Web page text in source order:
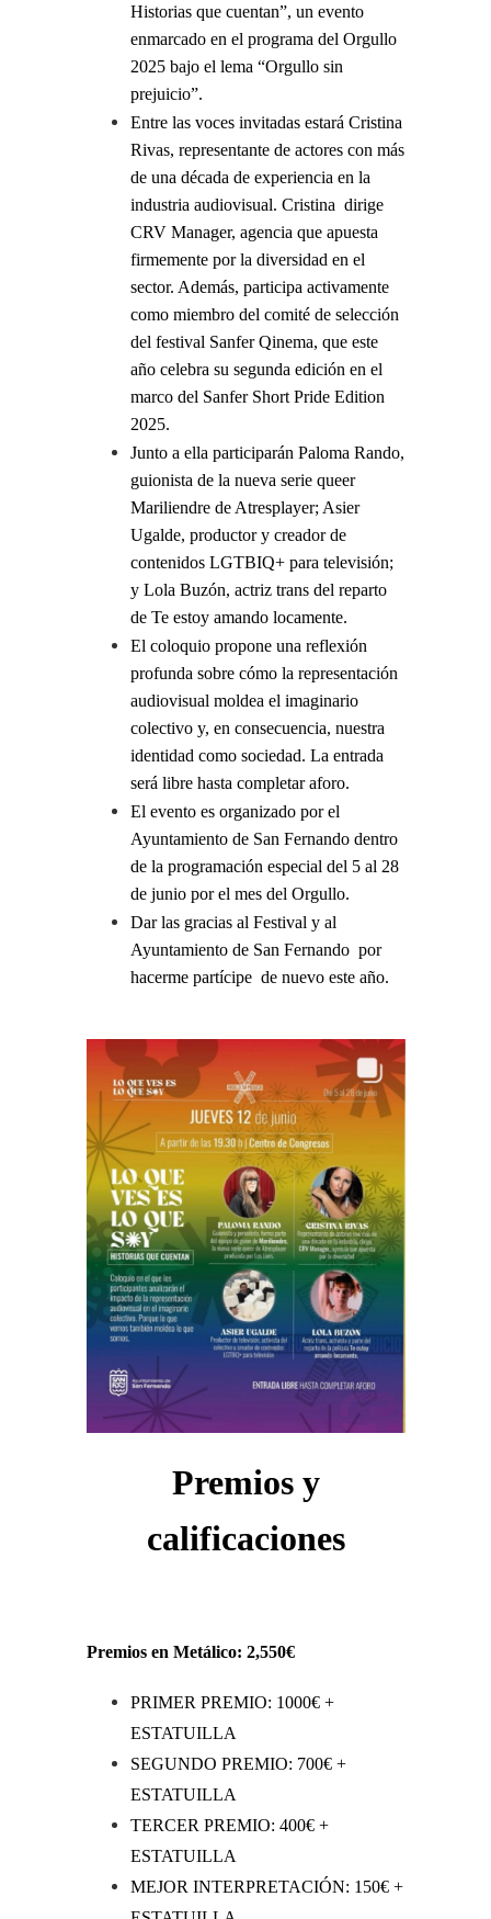
Historias que cuentan”, un evento
enmarcado en el programa del Orgullo
2025 bajo el lema “Orgullo sin
prejuicio”.
Entre las voces invitadas estará Cristina
Rivas, representante de actores con más
de una década de experiencia en la
industria audiovisual. Cristina dirige
CRV Manager, agencia que apuesta
firmemente por la diversidad en el
sector. Además, participa activamente
como miembro del comité de selección
del festival Sanfer Qinema, que este
año celebra su segunda edición en el
marco del Sanfer Short Pride Edition
2025.
Junto a ella participarán Paloma Rando,
guionista de la nueva serie queer
Mariliendre de Atresplayer; Asier
Ugalde, productor y creador de
contenidos LGTBIQ+ para televisión;
y Lola Buzón, actriz trans del reparto
de Te estoy amando locamente.
El coloquio propone una reflexión
profunda sobre cómo la representación
audiovisual moldea el imaginario
colectivo y, en consecuencia, nuestra
identidad como sociedad. La entrada
será libre hasta completar aforo.
El evento es organizado por el
Ayuntamiento de San Fernando dentro
de la programación especial del 5 al 28
de junio por el mes del Orgullo.
Dar las gracias al Festival y al
Ayuntamiento de San Fernando por
hacerme partícipe de nuevo este año.
Premios y
calificaciones
Premios en Metálico: 2,550€
PRIMER PREMIO: 1000€ +
ESTATUILLA
SEGUNDO PREMIO: 700€ +
ESTATUILLA
TERCER PREMIO: 400€ +
ESTATUILLA
MEJOR INTERPRETACIÓN: 150€ +